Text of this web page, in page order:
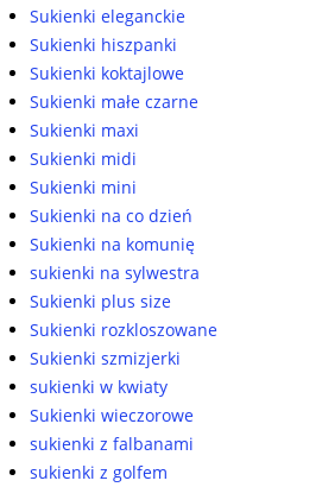
Sukienki eleganckie
Sukienki hiszpanki
Sukienki koktajlowe
Sukienki małe czarne
Sukienki maxi
Sukienki midi
Sukienki mini
Sukienki na co dzień
Sukienki na komunię
sukienki na sylwestra
Sukienki plus size
Sukienki rozkloszowane
Sukienki szmizjerki
sukienki w kwiaty
Sukienki wieczorowe
sukienki z falbanami
sukienki z golfem